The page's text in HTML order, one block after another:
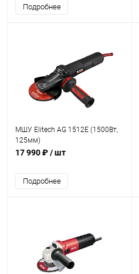
Подробнее
МШУ Elitech AG 1512E (1500Вт,
125мм)
17 990 ₽/ шт
Подробнее